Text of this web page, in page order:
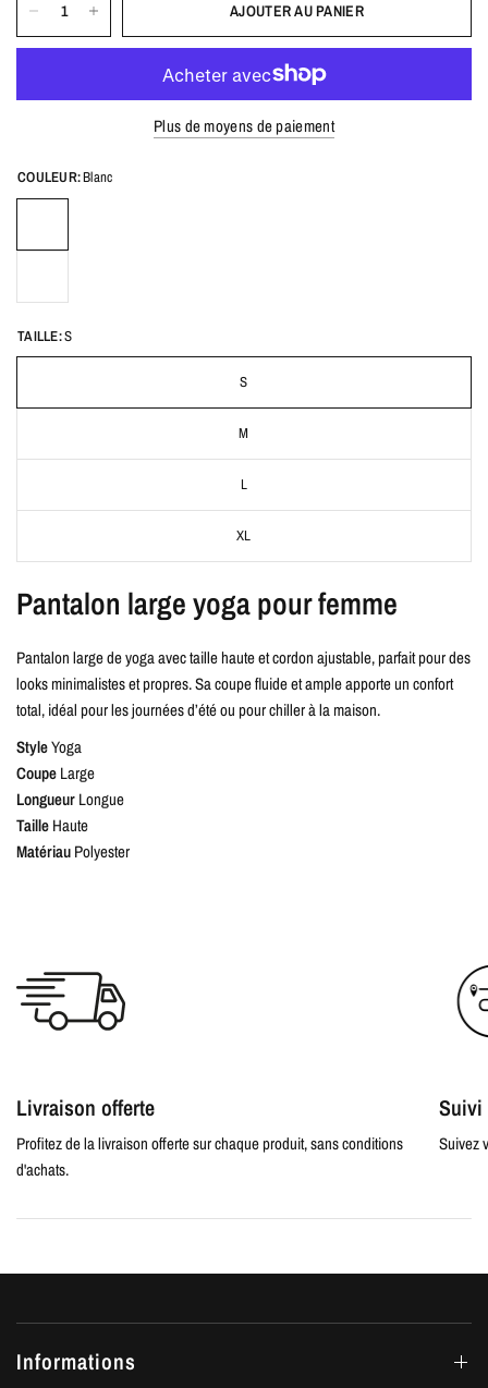
AJOUTER AU PANIER
Plus de moyens de paiement
COULEUR:Blanc
TAILLE:S
S
M
L
XL
Pantalon large yoga pour femme
Pantalon large de yoga avec taille haute et cordon ajustable, parfait pour des
looks minimalistes et propres. Sa coupe fluide et ample apporte un confort
total, idéal pour les journées d’été ou pour chiller à la maison.
StyleYoga
CoupeLarge
LongueurLongue
TailleHaute
MatériauPolyester
Livraison offerte
Profitez de la livraison offerte sur chaque produit, sans conditions
d'achats.
Suivi
Suivez
Informations